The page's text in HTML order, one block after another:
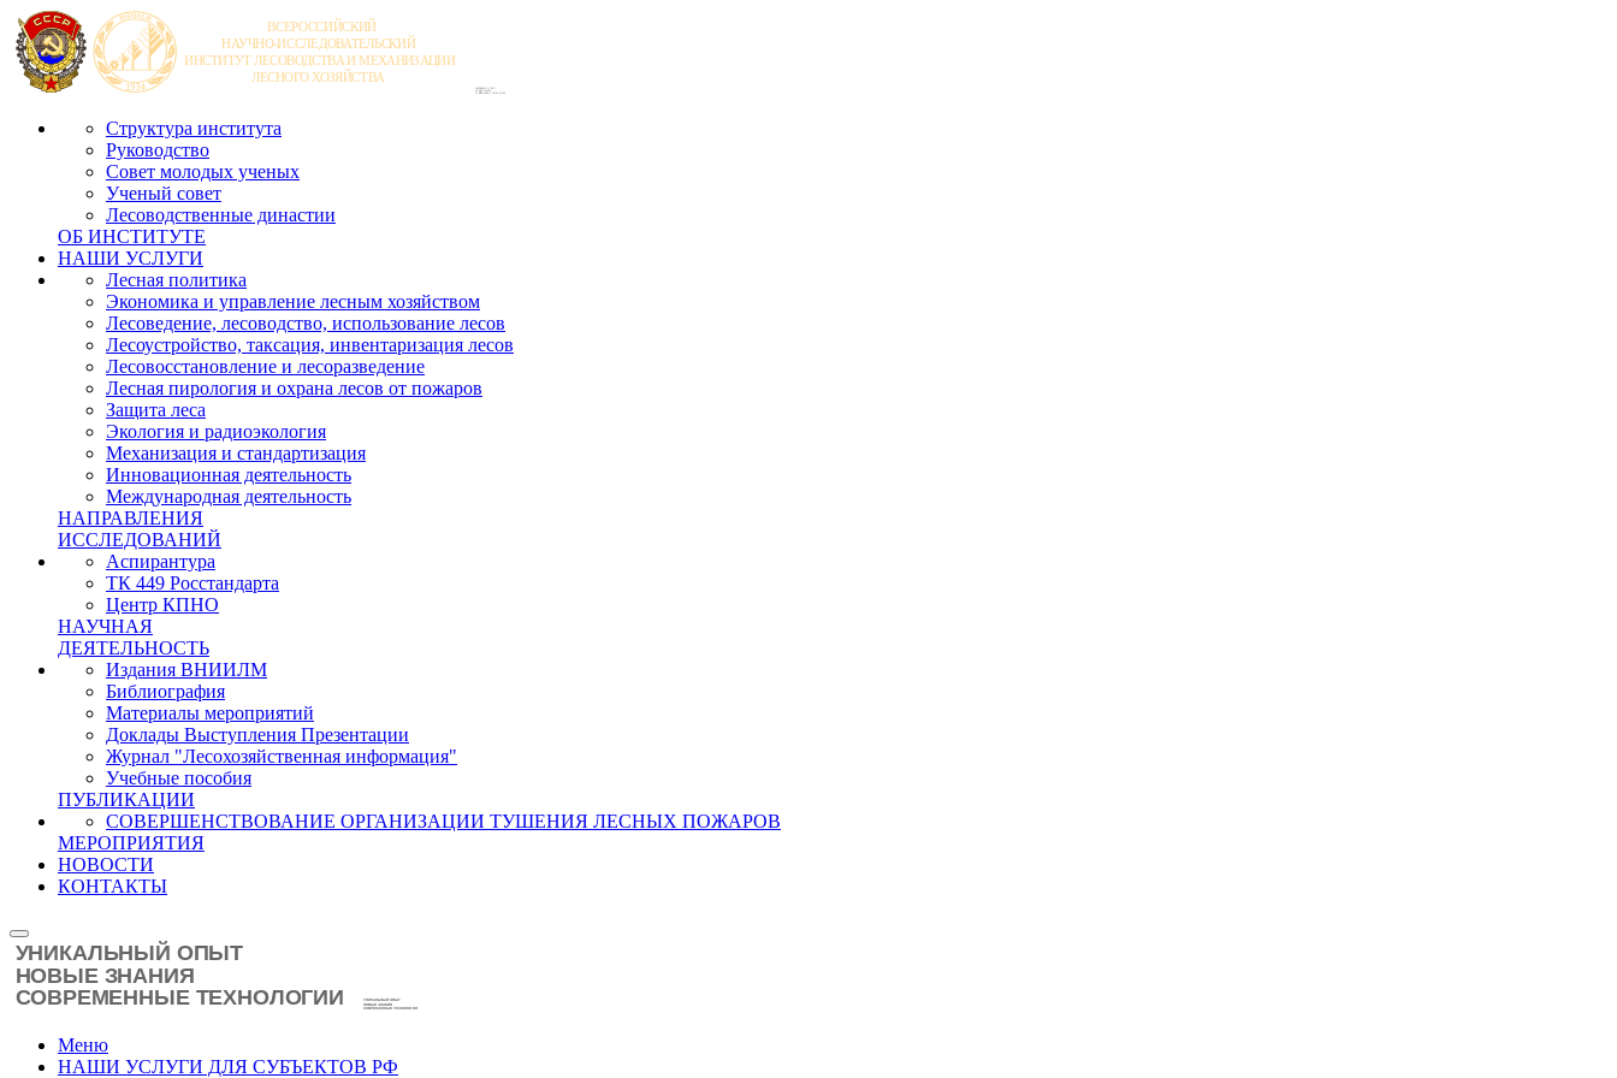
Структура института
Руководство
Совет молодых ученых
Ученый совет
Лесоводственные династии
ОБ ИНСТИТУТЕ
НАШИ УСЛУГИ
Лесная политика
Экономика и управление лесным хозяйством
Лесоведение, лесоводство, использование лесов
Лесоустройство, таксация, инвентаризация лесов
Лесовосстановление и лесоразведение
Лесная пирология и охрана лесов от пожаров
Защита леса
Экология и радиоэкология
Механизация и стандартизация
Инновационная деятельность
Международная деятельность
НАПРАВЛЕНИЯ
ИССЛЕДОВАНИЙ
Аспирантура
ТК 449 Росстандарта
Центр КПНО
НАУЧНАЯ
ДЕЯТЕЛЬНОСТЬ
Издания ВНИИЛМ
Библиография
Материалы мероприятий
Доклады Выступления Презентации
Журнал "Лесохозяйственная информация"
Учебные пособия
ПУБЛИКАЦИИ
СОВЕРШЕНСТВОВАНИЕ ОРГАНИЗАЦИИ ТУШЕНИЯ ЛЕСНЫХ ПОЖАРОВ
МЕРОПРИЯТИЯ
НОВОСТИ
КОНТАКТЫ
Меню
НАШИ УСЛУГИ ДЛЯ СУБЪЕКТОВ РФ